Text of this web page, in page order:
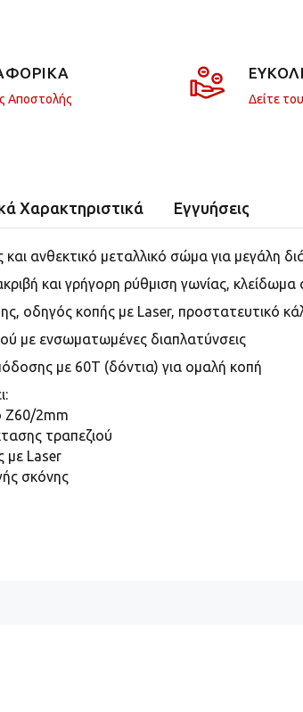
Αποστολής Δείτε
Χαρακτηριστικά Εγγυήσεις
και ανθεκτικό μεταλλικό σώμα για μεγάλη
και γρήγορη ρύθμιση γωνίας, κλείδωμα
οδηγός κοπής με Laser, προστατευτικό
με ενσωματωμένες διαπλατύνσεις
με 60T (δόντια) για ομαλή κοπή
Z60/2mm
τραπεζιού
με Laser
σκόνης